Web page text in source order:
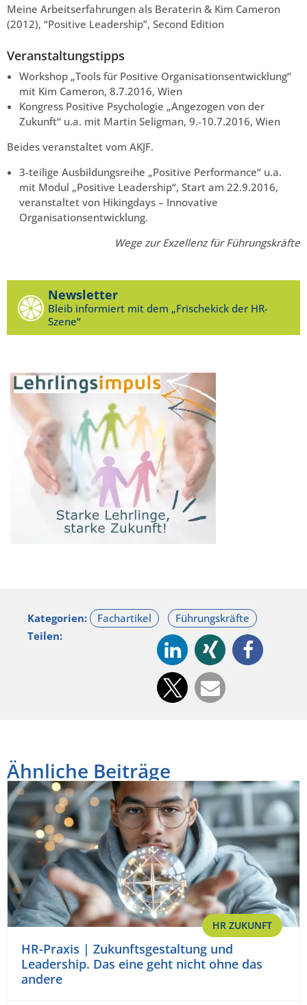
Meine Arbeitserfahrungen als Beraterin & Kim Cameron
(2012), “Positive Leadership”, Second Edition
Veranstaltungstipps
Workshop „Tools für Positive Organisationsentwicklung“
mit Kim Cameron, 8.7.2016, Wien
Kongress Positive Psychologie „Angezogen von der
Zukunft“ u.a. mit Martin Seligman, 9.-10.7.2016, Wien
Beides veranstaltet vom AKJF.
3-teilige Ausbildungsreihe „Positive Performance“ u.a.
mit Modul „Positive Leadership“, Start am 22.9.2016,
veranstaltet von Hikingdays – Innovative
Organisationsentwicklung.
Wege zur Exzellenz für Führungskräfte
Newsletter
Bleib informiert mit dem „Frischekick der HR-
Szene“
Kategorien:
Teilen:
Ähnliche Beiträge
HR ZUKUNFT
HR-Praxis | Zukunftsgestaltung und
Leadership. Das eine geht nicht ohne das
andere